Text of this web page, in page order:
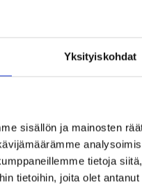
Yksityiskohdat
sisällön ja mainosten
tietoja
tietoihin, joita olet
kuuluvat
Bad Agency) ja
9.2.−1.3.2026